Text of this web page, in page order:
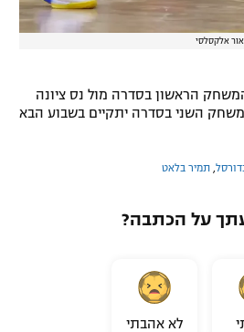
אלקסלסי
הראשון בסדרה מול נס ציונה
הקרוב (20:50). המשחק השני בסדרה יתקיים בשבוע הבא
, תמיר בלאט
על הכתבה?
לא אהבתי